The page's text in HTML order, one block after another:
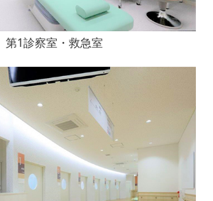
第1診察室・救急室